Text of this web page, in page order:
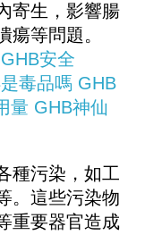
寄生，影響腸
瘍等問題。
GHB安全
毒品嗎 GHB
量 GHB神仙
污染，如工
。這些污染物
重要器官造成